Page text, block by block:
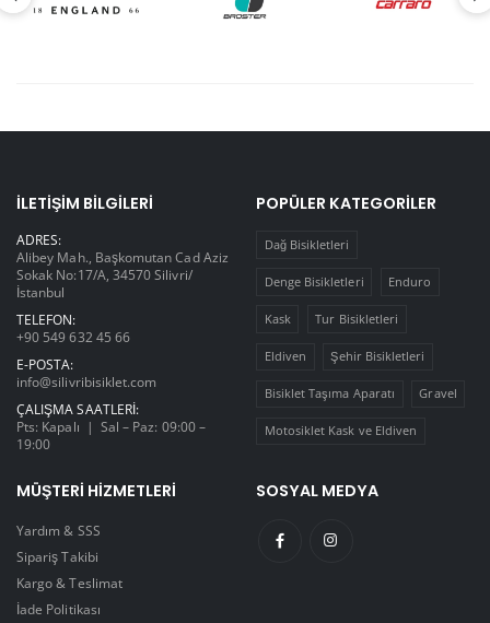
İLETIŞIM BILGILERI
ADRES:
Alibey Mah., Başkomutan Cad Aziz
Sokak No:17/A, 34570 Silivri/
İstanbul
TELEFON:
+90 549 632 45 66
E-POSTA:
info@silivribisiklet.com
ÇALIŞMA SAATLERI:
Pts: Kapalı | Sal – Paz: 09:00 –
19:00
POPÜLER KATEGORILER
Dağ Bisikletleri
Denge Bisikletleri Enduro
Kask Tur Bisikletleri
Eldiven Şehir Bisikletleri
Bisiklet Taşıma Aparatı Gravel
Motosiklet Kask ve Eldiven
MÜŞTERI HIZMETLERI
Yardım & SSS
Sipariş Takibi
Kargo & Teslimat
İade Politikası
SOSYAL MEDYA